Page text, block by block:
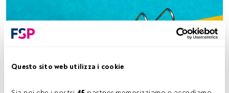
Questo sito web utilizza i cookie
Etienne Girardet, Unsplash